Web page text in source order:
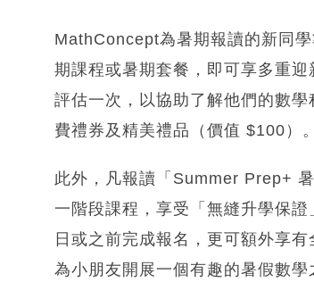
MathConcept為暑期報讀的新同
期課程或暑期套餐，即可享多重
評估一次，以協助了解他們的數
費禮券及精美禮品（價值 $100）。
此外，凡報讀「Summer Prep+
一階段課程，享受「無縫升學保
日或之前完成報名，更可額外享
為小朋友開展一個有趣的暑假數學